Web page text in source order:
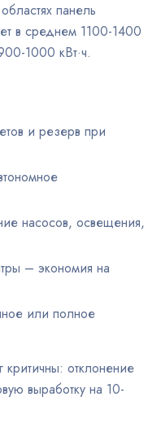
панель
в среднем 1100-1400
1000 кВт·ч.
и резерв при
насосов, освещения,
– экономия на
или полное
отклонение
выработку на 10-